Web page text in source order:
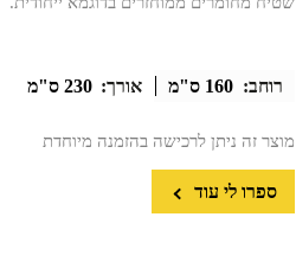
רוחב: 160 ס"מ אורך: 230 ס"מ
מוצר זה ניתן לרכישה בהזמנה מיוחדת
ספרו לי עוד